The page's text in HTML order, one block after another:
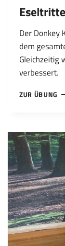
Der Donkey
dem
Gleichzeitig
verbessert.
ZUR ÜBUNG